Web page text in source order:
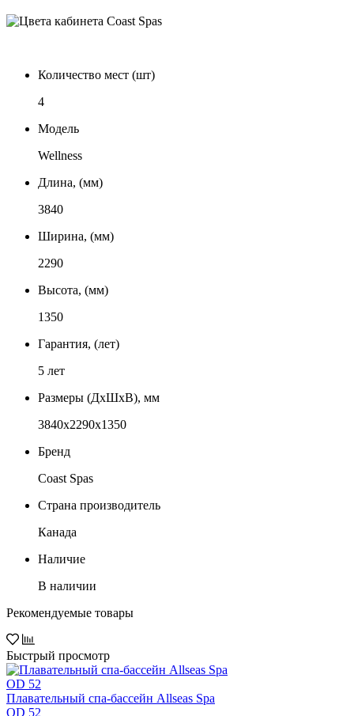
Количество мест (шт)
4
Модель
Wellness
Длина, (мм)
3840
Ширина, (мм)
2290
Высота, (мм)
1350
Гарантия, (лет)
5 лет
Размеры (ДxШxВ), мм
3840x2290x1350
Бренд
Coast Spas
Страна производитель
Канада
Наличие
В наличии
Рекомендуемые товары
Быстрый просмотр
Плавательный спа-бассейн Allseas Spa
OD 52